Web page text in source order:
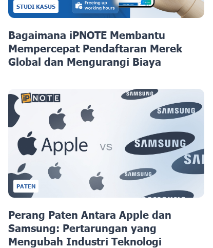
STUDI KASUS
Bagaimana iPNOTE Membantu
Mempercepat Pendaftaran Merek
Global dan Mengurangi Biaya
PATEN
Perang Paten Antara Apple dan
Samsung: Pertarungan yang
Mengubah Industri Teknologi